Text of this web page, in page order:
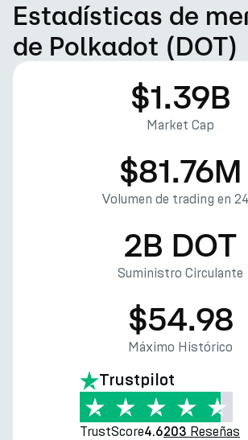
Estadísticas de
de Polkadot (DOT)
$1.39B
Market Cap
$81.76M
Volumen de trading en
2B DOT
Suministro Circulante
$54.98
Máximo Histórico
Trustpilot
TrustScore4.6203 Reseñas